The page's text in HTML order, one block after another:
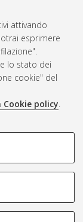
attivando
esprimere
lo stato dei
cookie" del
policy.
della
comportamento